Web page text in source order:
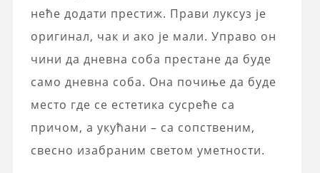
неће додати престиж. Прави луксуз је
оригинал, чак и ако је мали. Управо он
чини да дневна соба престане да буде
само дневна соба. Она почиње да буде
место где се естетика сусреће са
причом, а укућани – са сопственим,
свесно изабраним светом уметности.